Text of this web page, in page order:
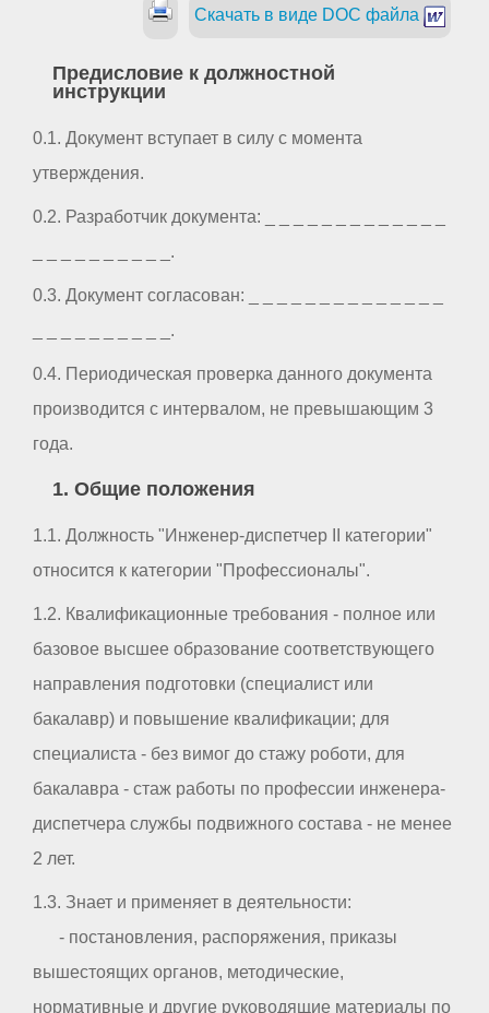
Скачать в виде DOC файла
Предисловие к должностной
инструкции
0.1. Документ вступает в силу с момента
утверждения.
0.2. Разработчик документа: _ _ _ _ _ _ _ _ _ _ _ _ _
_ _ _ _ _ _ _ _ _ _.
0.3. Документ согласован: _ _ _ _ _ _ _ _ _ _ _ _ _ _
_ _ _ _ _ _ _ _ _ _.
0.4. Периодическая проверка данного документа
производится с интервалом, не превышающим 3
года.
1. Общие положения
1.1. Должность "Инженер-диспетчер II категории"
относится к категории "Профессионалы".
1.2. Квалификационные требования - полное или
базовое высшее образование соответствующего
направления подготовки (специалист или
бакалавр) и повышение квалификации; для
специалиста - без вимог до стажу роботи, для
бакалавра - стаж работы по профессии инженера-
диспетчера службы подвижного состава - не менее
2 лет.
1.3. Знает и применяет в деятельности:
- постановления, распоряжения, приказы
вышестоящих органов, методические,
нормативные и другие руководящие материалы по